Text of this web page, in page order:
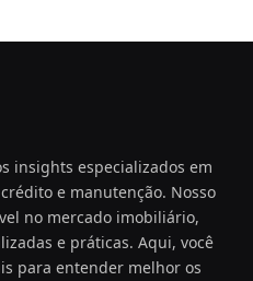
insights especializados em
e manutenção. Nosso
no mercado imobiliário,
e práticas. Aqui, você
para entender melhor os